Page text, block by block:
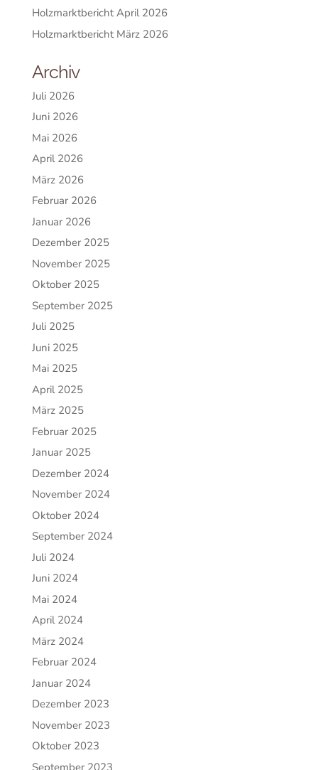
Holzmarktbericht April 2026
Holzmarktbericht März 2026
Archiv
Juli 2026
Juni 2026
Mai 2026
April 2026
März 2026
Februar 2026
Januar 2026
Dezember 2025
November 2025
Oktober 2025
September 2025
Juli 2025
Juni 2025
Mai 2025
April 2025
März 2025
Februar 2025
Januar 2025
Dezember 2024
November 2024
Oktober 2024
September 2024
Juli 2024
Juni 2024
Mai 2024
April 2024
März 2024
Februar 2024
Januar 2024
Dezember 2023
November 2023
Oktober 2023
September 2023